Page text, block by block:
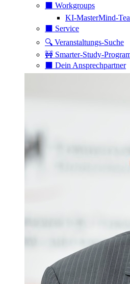
⬛️ Workgroups
KI-MasterMind-
⬛️ Service
🔍 Veranstaltungs-Suche
🚧 Smarter-Study-
⬛️ Dein Ansprechpartner